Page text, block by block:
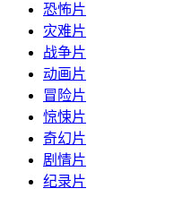
恐怖片
灾难片
战争片
动画片
冒险片
惊悚片
奇幻片
剧情片
纪录片